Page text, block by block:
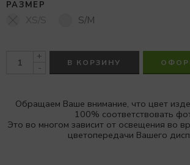
РАЗМЕР
S/M
+
-
В КОРЗИНУ
Обращаем Ваше внимание, что цвет
100% соответствовать
Это во многом зависит от освещения во
цветопередачи Вашего